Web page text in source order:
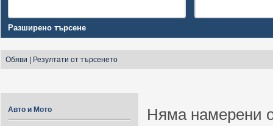
Разширено търсене
Обяви Резултати от търсенето
Авто и Мото Няма намерени